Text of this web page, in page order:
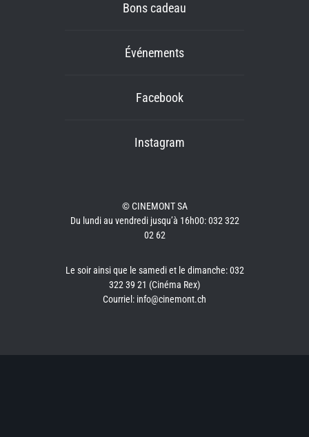
Bons cadeau
Événements
Facebook
Instagram
© CINEMONT SA
Du lundi au vendredi jusqu’à 16h00: 032 322
02 62
Le soir ainsi que le samedi et le dimanche: 032
322 39 21 (Cinéma Rex)
Courriel: info@cinemont.ch